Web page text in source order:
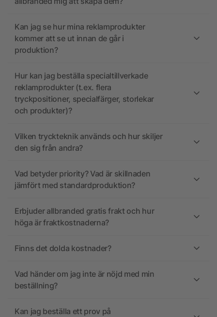
Kan jag se hur mina reklamprodukter
kommer att se ut innan de går i
produktion?
Hur kan jag beställa specialtillverkade
reklamprodukter (t.ex. flera
tryckpositioner, specialfärger, storlekar
och produkter)?
Vilken tryckteknik används och hur skiljer
den sig från andra?
Vad betyder priority? Vad är skillnaden
jämfört med standardproduktion?
Erbjuder allbranded gratis frakt och hur
höga är fraktkostnaderna?
Finns det dolda kostnader?
Vad händer om jag inte är nöjd med min
beställning?
Kan jag beställa ett prov på